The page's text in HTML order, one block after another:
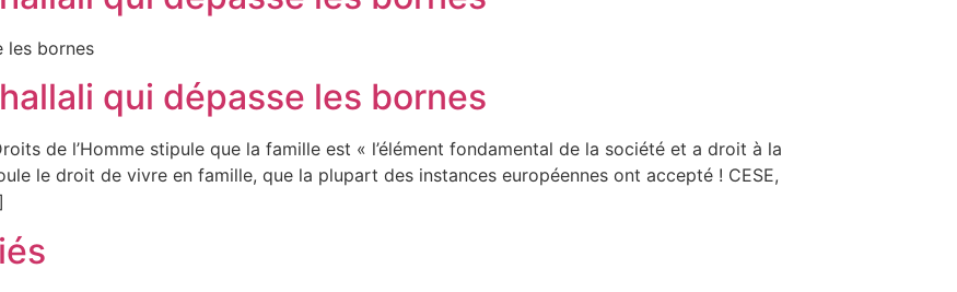
les bornes
qui dépasse les bornes
de l’Homme stipule que la famille est « l’élément fondamental de la société et a droit à la
le droit de vivre en famille, que la plupart des instances européennes ont accepté ! CESE,